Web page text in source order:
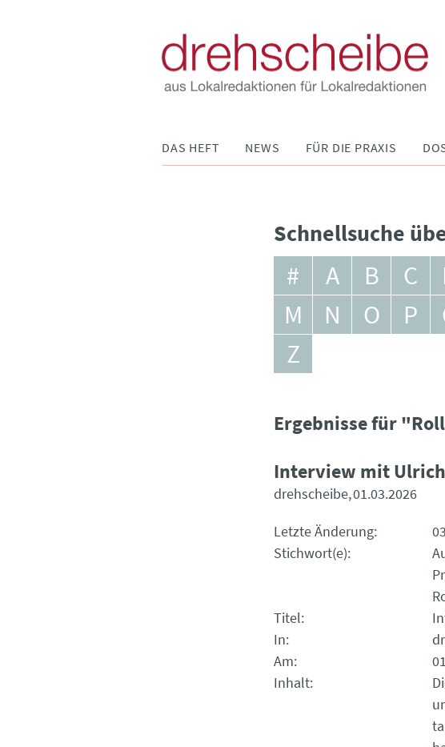
DAS HEFT NEWS FÜR DIE PRAXIS
Schnellsuche
# A B C
M
N O P
Z
Ergebnisse für
Interview mit
drehscheibe 01.03.2026
Letzte Änderung
Stichwort(e)
Titel
In
Am
Inhalt